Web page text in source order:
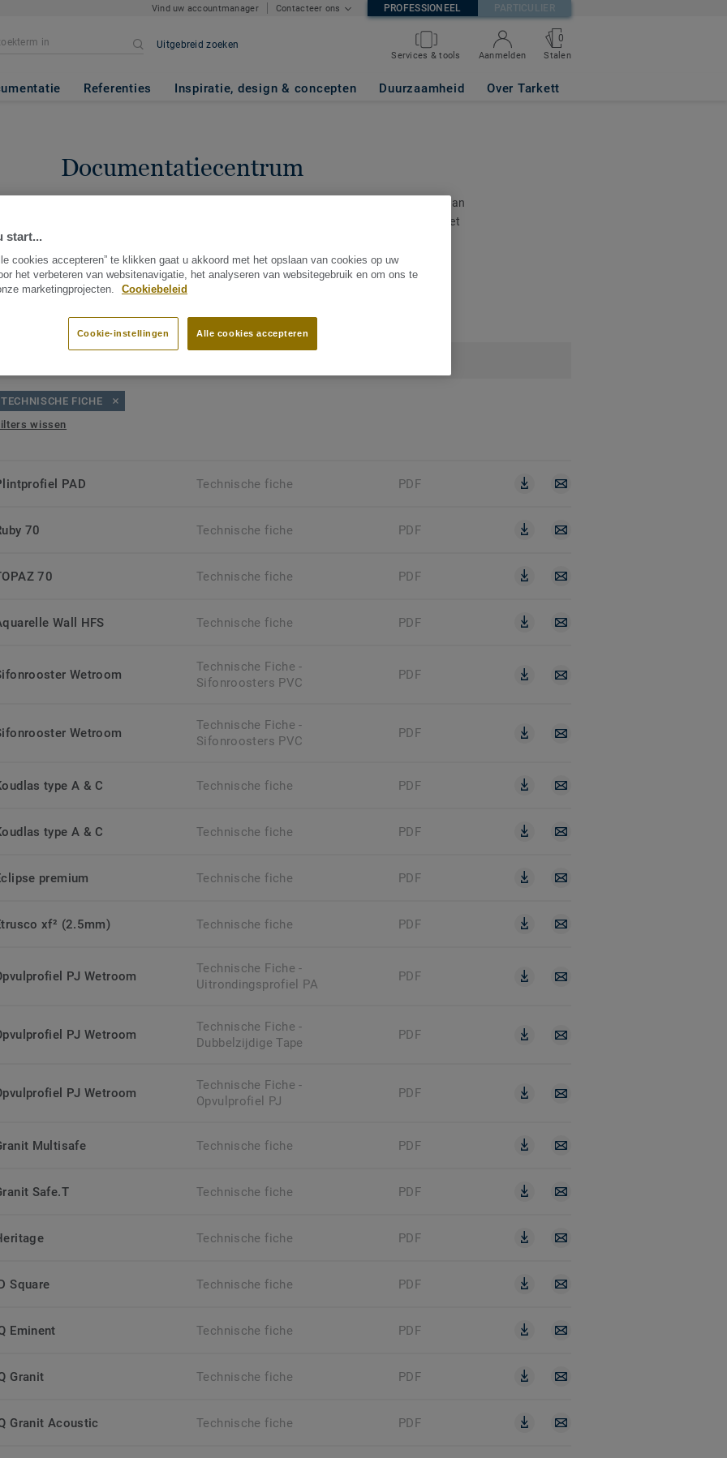
Vind uw accountmanager Contacteer ons PROFESSIONEEL PARTICULIER
Uitgebreid zoeken
Services & tools Aanmelden
0
Stalen
Referenties Inspiratie, design & concepten Duurzaamheid Over Tarkett
Documentatiecentrum
document gerelateerd aan een bepaalde collectie? Hieronder vindt u een overzicht van
U kan steeds documenten opslaan op uw Tarkett profiel. Indien u een document niet
neem dan gerust contact met ons op.
TECHNISCHE FICHE
wissen
PAD Technische fiche PDF
70 Technische fiche PDF
70 Technische fiche PDF
Wall HFS Technische fiche PDF
Wetroom
Technische Fiche -
Sifonroosters PVC
PDF
Wetroom
Technische Fiche -
Sifonroosters PVC
PDF
type A & C Technische fiche PDF
type A & C Technische fiche PDF
premium Technische fiche PDF
xf² (2.5mm) Technische fiche PDF
PJ Wetroom
Technische Fiche -
Uitrondingsprofiel PA
PDF
PJ Wetroom
Technische Fiche -
Dubbelzijdige Tape
PDF
PJ Wetroom
Technische Fiche -
Opvulprofiel PJ
PDF
Multisafe Technische fiche PDF
Safe.T Technische fiche PDF
Technische fiche PDF
Square Technische fiche PDF
Eminent Technische fiche PDF
Granit Technische fiche PDF
Granit Acoustic Technische fiche PDF
start...
cookies accepteren” te klikken gaat u akkoord met het opslaan van cookies op uw
het verbeteren van websitenavigatie, het analyseren van websitegebruik en om ons te
marketingprojecten.
Cookiebeleid
Alle cookies accepteren
Cookie-instellingen